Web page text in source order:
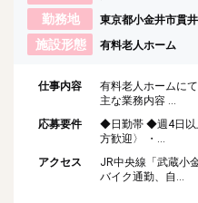
勤務地
東京都小金井市貫
施設形態 有料老人ホーム
仕事内容
有料老人ホームにて
主な業務内容 ...
応募要件
◆日勤帯 ◆週4日以
方歓迎〉 ・...
アクセス
JR中央線「武蔵小
バイク通勤、自...